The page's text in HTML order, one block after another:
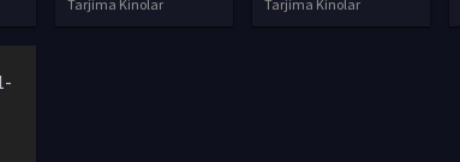
Tarjima Kinolar Tarjima Kinolar